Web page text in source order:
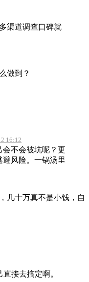
渠道调查口碑就
做到？
16:12
会不会被坑呢？更
风险。一锅汤里
几十万真不是小钱，自
接去搞定啊。